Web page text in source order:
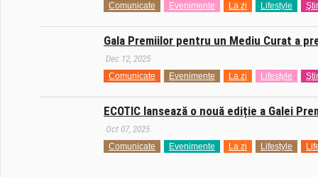
Comunicate Evenimente La zi Lifestyle
Gala Premiilor pentru un Mediu Curat a
Dec 12, 2025
Comunicate Evenimente La zi Lifestyle
ECOTIC lansează o nouă ediție a Galei
Oct 07, 2025
Comunicate Evenimente La zi Lifestyle